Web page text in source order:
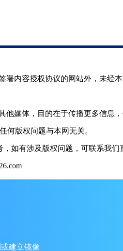
署内容授权协议的网站外，未经
他媒体，目的在于传播更多信息
何版权问题与本网无关。
如有涉及版权问题，可联系我们
建立镜像